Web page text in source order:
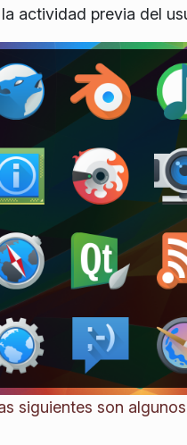
actividad previa del
siguientes son